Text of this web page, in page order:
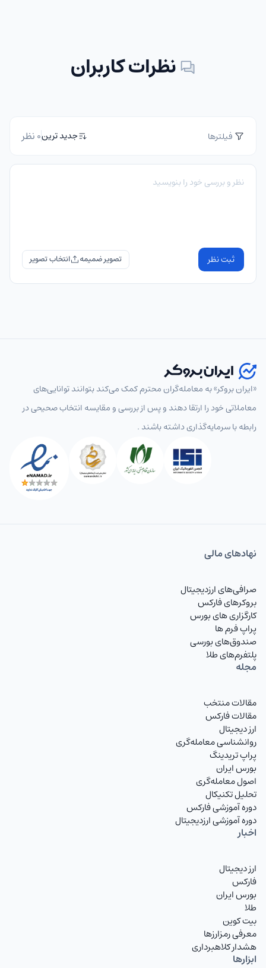
نظرات کاربران
فیلترها جدید ترین0 نظر
ثبت نظر تصویر ضمیمه
«ایران بروکر» به معامله‌گران محترم کمک می‌کند بتوانند توانایی‌های
معاملاتی خود را ارتقا دهند و پس از بررسی و مقایسه انتخاب‌ صحیحی در
رابطه با سرمایه‌گذاری داشته باشند .
نهاد‌های مالی
صرافی‌های ارزدیجیتال
بروکرهای فارکس
کارگزاری های بورس
پراپ فرم ها
صندوق‌های بورسی
پلتفرم‌های طلا
مجله
مقالات منتخب
مقالات فارکس
ارز دیجیتال
روانشناسی معامله‌گری
پراپ تریدینگ
بورس ایران
اصول معامله‌گری
تحلیل تکنیکال
دوره آموزشی فارکس
دوره آموزشی ارزدیجیتال
اخبار
ارز دیجیتال
فارکس
بورس ایران
طلا
بیت کوین
معرفی رمزارزها
هشدار کلاهبرداری
ابزارها